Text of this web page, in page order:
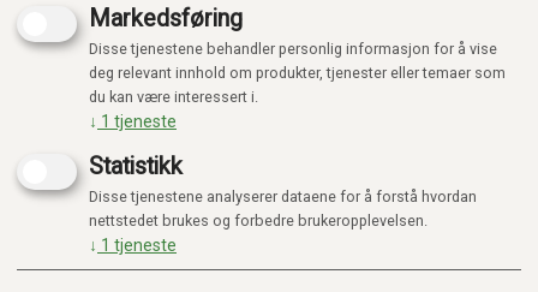
Markedsføring
Disse tjenestene behandler personlig informasjon for å vise
deg relevant innhold om produkter, tjenester eller temaer som
du kan være interessert i.
↓ 1 tjeneste
Statistikk
Disse tjenestene analyserer dataene for å forstå hvordan
nettstedet brukes og forbedre brukeropplevelsen.
↓ 1 tjeneste